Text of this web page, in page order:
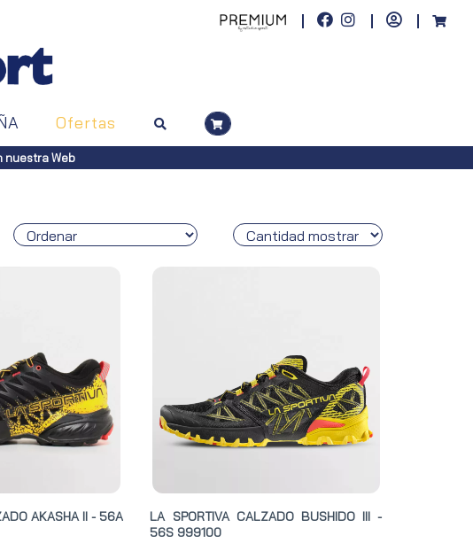
Ofertas
Web
AKASHA II - 56A
LA SPORTIVA CALZADO BUSHIDO III -
56S 999100